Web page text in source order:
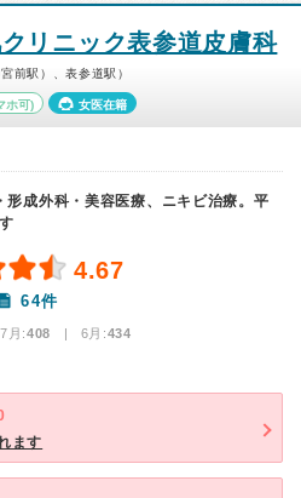
リニック表参道皮膚科
前駅）、表参道駅）
ホ可) 女医在籍
成外科・美容医療、ニキビ治療。平
4.67
64件
月:408 | 6月:434
ます